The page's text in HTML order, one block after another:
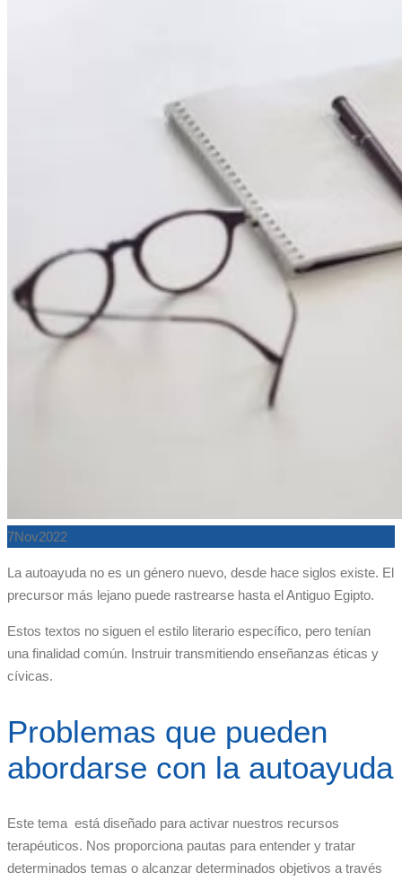
7Nov2022
La autoayuda no es un género nuevo, desde hace siglos existe. El
precursor más lejano puede rastrearse hasta el Antiguo Egipto.
Estos textos no siguen el estilo literario específico, pero tenían
una finalidad común. Instruir transmitiendo enseñanzas éticas y
cívicas.
Problemas que pueden
abordarse con la autoayuda
Este tema está diseñado para activar nuestros recursos
terapéuticos. Nos proporciona pautas para entender y tratar
determinados temas o alcanzar determinados objetivos a través